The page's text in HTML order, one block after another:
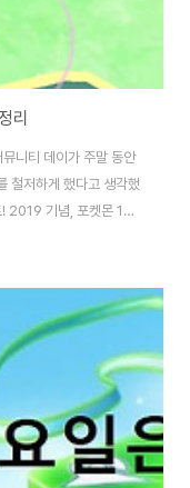
리
니티 데이가 주말 동안
철저하게 했다고 생각했
! 2019 기념, 포켓몬 19
커뮤니티 데이! 자세
별의 모래와 XP 2배- 알
틀 진행 가능 2019년 12
동일)- 오전 11시 ~ 오후